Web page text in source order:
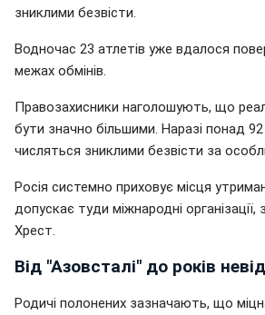
зниклими безвісти.
Водночас 23 атлетів уже вдалося
межах обмінів.
Правозахисники наголошують, що
бути значно більшими. Наразі понад 92
числяться зниклими безвісти за
Росія системно приховує місця
допускає туди міжнародні
Хрест.
Від "Азовсталі" до років
Родичі полонених зазначають, що